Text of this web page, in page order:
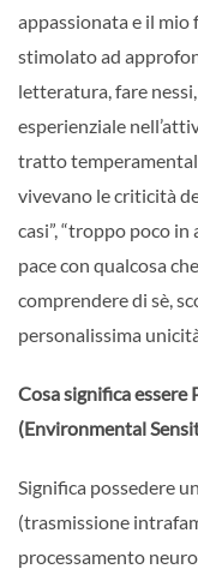
appassionata e il
stimolato ad
letteratura, fare
esperienziale
tratto
vivevano le criticità
casi”, “troppo poco
pace con qualcosa
comprendere di sè,
personalissima
Cosa significa
(Environmental
Significa possedere
(trasmissione
processamento